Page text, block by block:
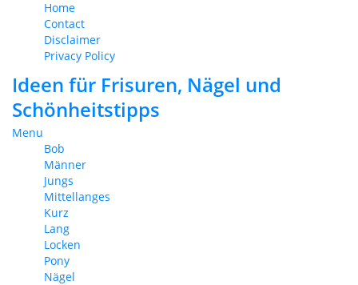
Home
Contact
Disclaimer
Privacy Policy
Ideen für Frisuren, Nägel und
Schönheitstipps
Menu
Bob
Männer
Jungs
Mittellanges
Kurz
Lang
Locken
Pony
Nägel